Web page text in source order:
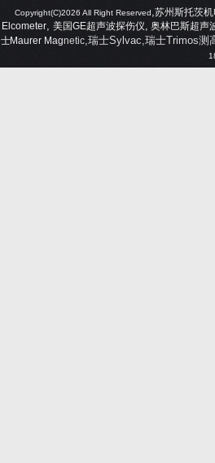
Copyright(C)2026 All Right Reserved,苏州斯托茨
Elcometer, 美国GE超声波探伤仪, 奥林巴斯超声
士Maurer Magnetic,瑞士Sylvac,瑞士Trimos测